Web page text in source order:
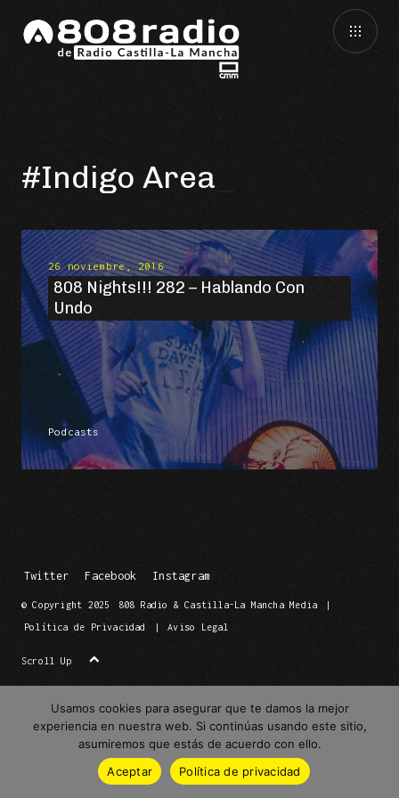
#Indigo Area
26 noviembre, 2016
808 Nights!!! 282 – Hablando Con
Undo
Podcasts
Twitter Facebook Instagram
© Copyright 2025 808 Radio & Castilla-La Mancha Media |
Política de Privacidad | Aviso Legal
Scroll Up
Usamos cookies para asegurar que te damos la mejor
experiencia en nuestra web. Si continúas usando este sitio,
asumiremos que estás de acuerdo con ello.
Aceptar
Política de privacidad